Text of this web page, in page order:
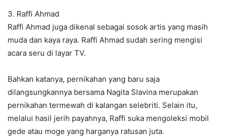
3. Raffi Ahmad
Raffi Ahmad juga dikenal sebagai sosok artis yang masih
muda dan kaya raya. Raffi Ahmad sudah sering mengisi
acara seru di layar TV.
Bahkan katanya, pernikahan yang baru saja
dilangsungkannya bersama Nagita Slavina merupakan
pernikahan termewah di kalangan selebriti. Selain itu,
melalui hasil jerih payahnya, Raffi suka mengoleksi mobil
gede atau moge yang harganya ratusan juta.